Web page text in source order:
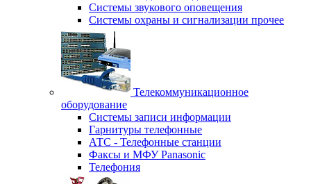
Системы звукового оповещения
Системы охраны и сигнализации прочее
Телекоммуникационное
оборудование
Системы записи информации
Гарнитуры телефонные
АТС - Телефонные станции
Факсы и МФУ Panasonic
Телефония